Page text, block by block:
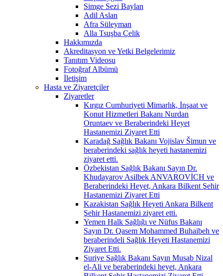
Simge Sezi Baylan
Adil Aslan
Afra Süleyman
Alla Tsuşba Çelik
Hakkımızda
Akreditasyon ve Yetki Belgelerimiz
Tanıtım Videosu
Fotoğraf Albümü
İletişim
Hasta ve Ziyaretçiler
Ziyaretler
Kırgız Cumhuriyeti Mimarlık, İnşaat ve
Konut Hizmetleri Bakanı Nurdan
Oruntaev ve Beraberindeki Heyet
Hastanemizi Ziyaret Etti
Karadağ Sağlık Bakanı Vojislav Šimun ve
beraberindeki sağlık heyeti hastanemizi
ziyaret etti.
Özbekistan Sağlık Bakanı Sayın Dr.
Khudayarov Asilbek ANVAROVİCH ve
Beraberindeki Heyet, Ankara Bilkent Şehir
Hastanemizi Ziyaret Etti
Kazakistan Sağlık Heyeti Ankara Bilkent
Şehir Hastanemizi ziyaret etti.
Yemen Halk Sağlığı ve Nüfus Bakanı
Sayın Dr. Qasem Mohammed Buhaibeh ve
beraberindeli Sağlık Heyeti Hastanemizi
Ziyaret Etti.
Suriye Sağlık Bakanı Sayın Musab Nizal
el-Ali ve beraberindeki heyet, Ankara